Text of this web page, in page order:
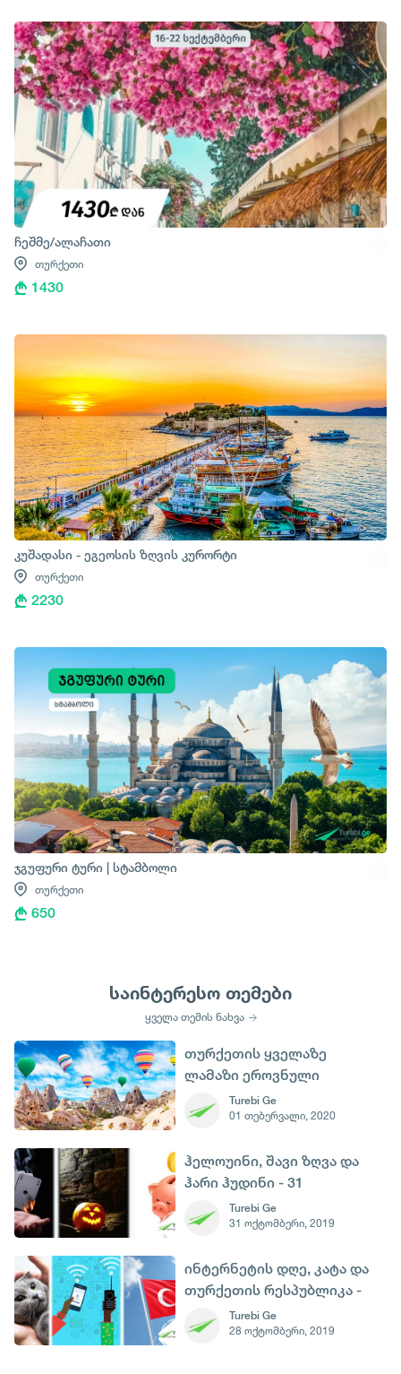
ჩეშმე/ალაჩათი
თურქეთი
1430
კუშადასი - ეგეოსის ზღვის კურორტი
თურქეთი
2230
ჯგუფური ტური | სტამბოლი
თურქეთი
650
საინტერესო თემები
ყველა თემის ნახვა
თურქეთის ყველაზე
ლამაზი ეროვნული
პარკებიTurebi Ge
01 თებერვალი, 2020
ჰელოუინი, შავი ზღვა და
ჰარი ჰუდინი - 31
ოქტომბერი
Turebi Ge
31 ოქტომბერი, 2019
ინტერნეტის დღე, კატა და
თურქეთის რესპუბლიკა -
29 ოქტომბერი
Turebi Ge
28 ოქტომბერი, 2019